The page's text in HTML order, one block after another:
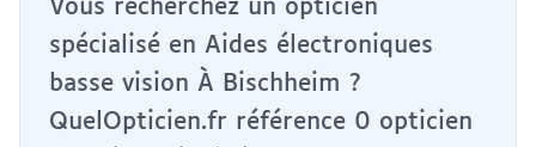
Vous recherchez un opticien
spécialisé en Aides électroniques
basse vision À Bischheim ?
QuelOpticien.fr référence 0 opticien